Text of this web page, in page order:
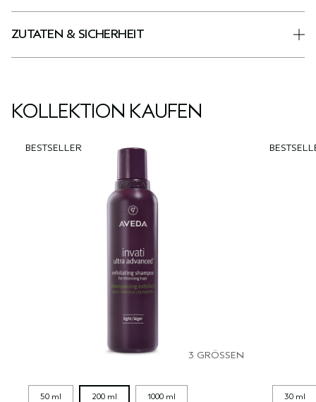
ZUTATEN & SICHERHEIT
KOLLEKTION KAUFEN
BESTSELLER
3 GRÖSSEN
50 ml 200 ml 1000 ml 30 ml